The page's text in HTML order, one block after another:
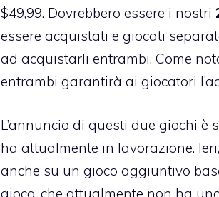
$49,99. Dovrebbero essere i nostri
essere acquistati e giocati
ad acquistarli entrambi. Come
entrambi garantirà ai giocatori
L’annuncio di questi due giochi è
ha attualmente in lavorazione.
anche su un gioco aggiuntivo
gioco, che attualmente non ha